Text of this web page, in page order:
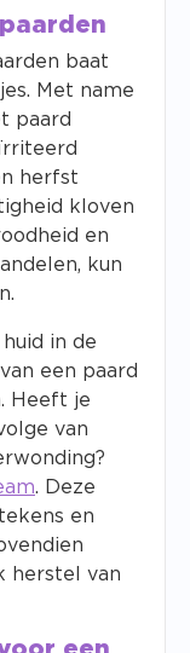
baat
Met name
paard
herfst
kloven
en
kun
in de
een paard
Heeft je
van
. Deze
en
herstel van